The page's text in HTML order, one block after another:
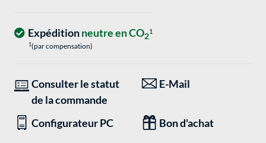
Expéditionneutre en CO21
1(par compensation)
Consulter le statut
de la commande
E-Mail
Configurateur PC Bon d'achat